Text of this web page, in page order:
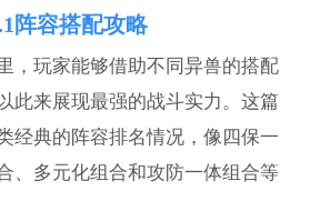
阵容搭配攻略
，玩家能够借助不同异兽的搭配
此来展现最强的战斗实力。这篇
经典的阵容排名情况，像四保一
、多元化组合和攻防一体组合等